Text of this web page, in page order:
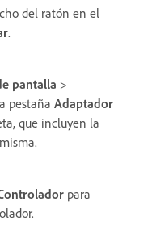
del ratón en el
.
pantalla >
pestaña Adaptador
que incluyen la
para